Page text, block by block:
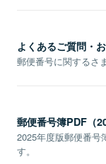
よくあるご質問・
郵便番号に関するさ
郵便番号簿PDF（
2025年度版郵便番号
す。